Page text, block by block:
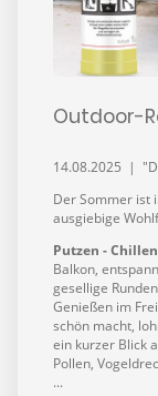
Outdoor-
14.08.2025 |
Der Sommer ist
ausgiebige
Putzen -
Balkon,
gesellige
Genießen im
schön macht,
ein kurzer Blick
Pollen,
...